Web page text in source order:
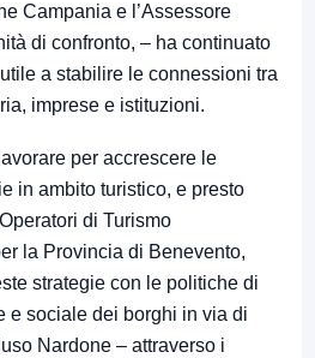
Campania e l’Assessore
di confronto, – ha continuato
a stabilire le connessioni tra
imprese e istituzioni.
per accrescere le
in ambito turistico, e presto
di Turismo
la Provincia di Benevento,
strategie con le politiche di
e sociale dei borghi in via di
Nardone – attraverso i